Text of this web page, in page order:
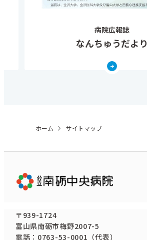
病院広報誌
なんちゅうだより
ホーム サイトマップ
〒939-1724
富山県南砺市梅野2007-5
電話：0763-53-0001（代表）